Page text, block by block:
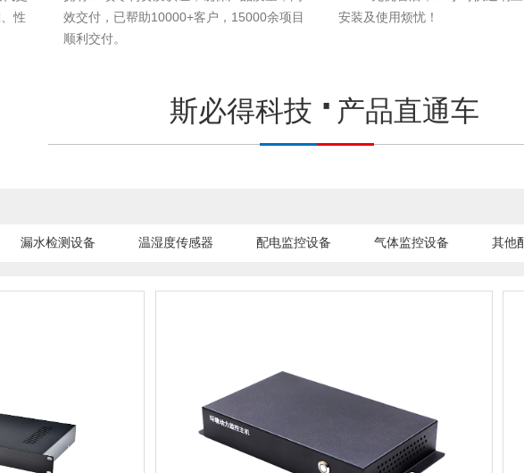
性
效交付，已帮助10000+客户，15000余项目
顺利交付。
安装及使用烦忧！
斯必得科技 产品直通车
漏水检测设备 温湿度传感器 配电监控设备 气体监控设备 其他